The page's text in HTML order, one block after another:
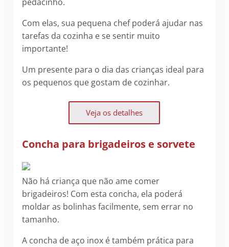
Com elas, sua pequena chef poderá ajudar nas
tarefas da cozinha e se sentir muito
importante!
Um presente para o dia das crianças ideal para
os pequenos que gostam de cozinhar.
Veja os detalhes
Concha para brigadeiros e sorvete
Não há criança que não ame comer
brigadeiros! Com esta concha, ela poderá
moldar as bolinhas facilmente, sem errar no
tamanho.
A concha de aço inox é também prática para